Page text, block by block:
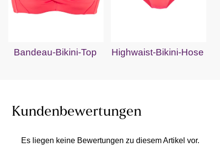
Bandeau-Bikini-Top Highwaist-Bikini-Hose
Kundenbewertungen
Es liegen keine Bewertungen zu diesem Artikel vor.